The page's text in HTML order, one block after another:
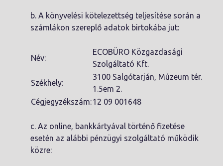
b. A könyvelési kötelezettség teljesítése során a
számlákon szereplő adatok birtokába jut:
Név:
ECOBÜRO Közgazdasági
Szolgáltató Kft.
Székhely:
3100 Salgótarján, Múzeum tér.
1.5em 2.
Cégjegyzékszám:12 09 001648
c. Az online, bankkártyával történő fizetése
esetén az alábbi pénzügyi szolgáltató működik
közre: